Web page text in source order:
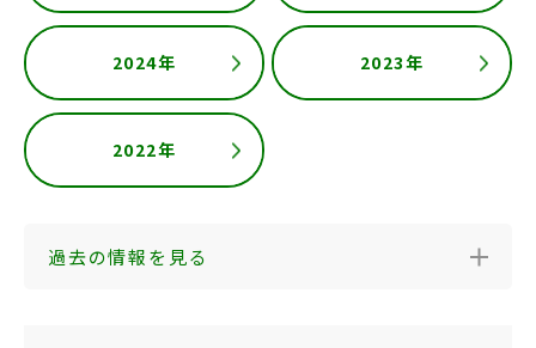
2024年 2023年
2022年
過去の情報を見る